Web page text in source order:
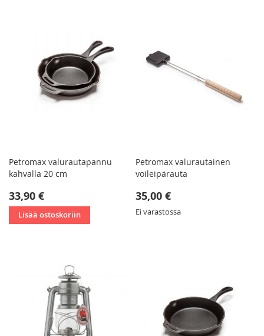
Petromax valurautapannu
kahvalla 20 cm
33,90 €
Lisää ostoskoriin
Petromax valurautainen
voileipärauta
35,00 €
Ei varastossa